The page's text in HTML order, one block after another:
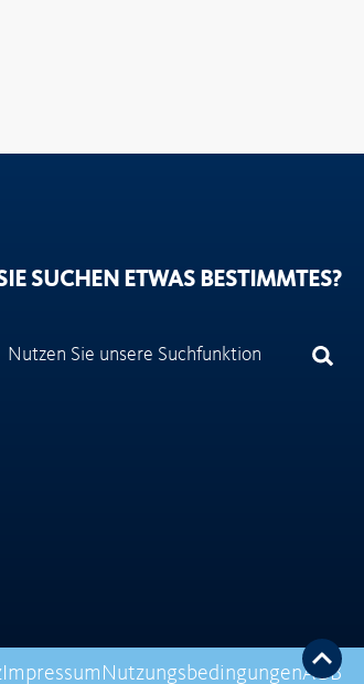
SUCHEN ETWAS BESTIMMTES?
Impressum NutzungsbedingungenAGB